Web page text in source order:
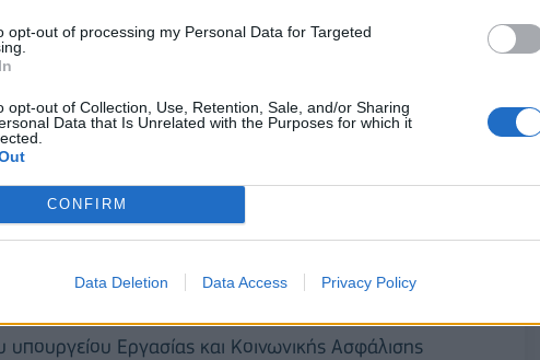
opt-out of processing my Personal Data for Targeted
opt-out of Collection, Use, Retention, Sale, and/or Sharing
Data that Is Unrelated with the Purposes for which it
CONFIRM
Data Deletion Data Access Privacy Policy
νομοθετικές πρωτοβουλίες. Ο υπουργός
Βιβή Χαραλαμπογιάννη θα παρουσιάσουν το
του Εθνικού Κέντρου Δημόσιας
Εργασίας και Κοινωνικής Ασφάλισης